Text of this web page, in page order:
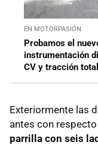
EN MOTORPASIÓN
Probamos el
instrumentación
CV y tracción total
Exteriormente las
antes con
parrilla con seis